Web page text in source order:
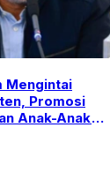
Mengintai
Promosi
Anak-Anak